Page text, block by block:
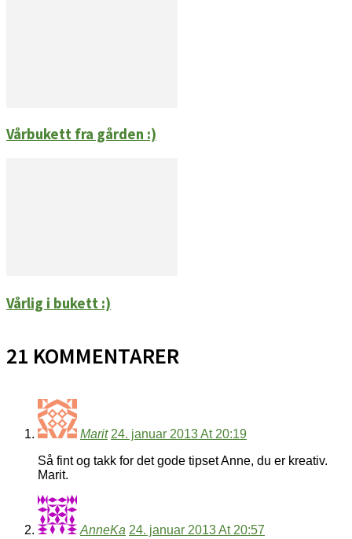
Vårbukett fra gården :)
Vårlig i bukett :)
21 KOMMENTARER
Marit 24. januar 2013 At 20:19
Så fint og takk for det gode tipset Anne, du er kreativ.
Marit.
AnneKa 24. januar 2013 At 20:57